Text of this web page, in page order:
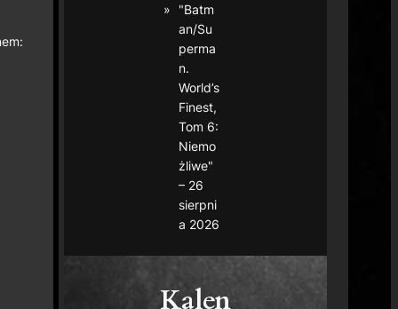
"Batm
an/Su
perma
n.
World’s
Finest,
Tom 6:
Niemo
żliwe"
– 26
sierpni
a 2026
Kalen